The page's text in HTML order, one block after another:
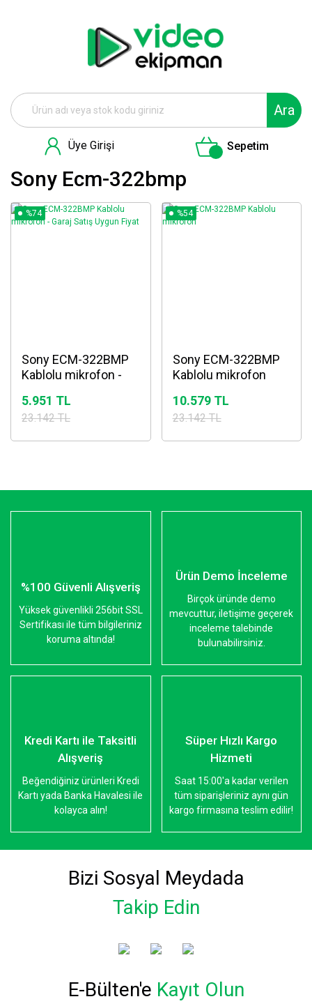
Ara
Üye Girişi Sepetim
Sony Ecm-322bmp
%74
Sony ECM-322BMP
Kablolu mikrofon -
Fiyat
5.951 TL
23.142 TL
%54
Sony ECM-322BMP
Kablolu mikrofon
10.579 TL
23.142 TL
%100 Güvenli Alışveriş
Yüksek güvenlikli 256bit SSL
Sertifikası ile tüm bilgileriniz
koruma altında!
Ürün Demo İnceleme
Birçok üründe demo
mevcuttur, iletişime geçerek
inceleme talebinde
bulunabilirsiniz.
Kredi Kartı ile Taksitli
Alışveriş
Beğendiğiniz ürünleri Kredi
Kartı yada Banka Havalesi ile
kolayca alın!
Süper Hızlı Kargo
Hizmeti
Saat 15:00'a kadar verilen
tüm siparişleriniz aynı gün
kargo firmasına teslim edilir!
Bizi Sosyal Meydada
Takip Edin
E-Bülten'e Kayıt Olun